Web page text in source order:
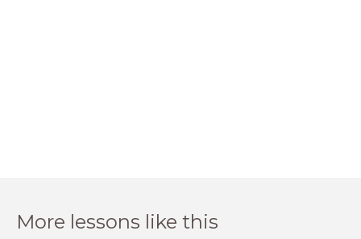
More lessons like this